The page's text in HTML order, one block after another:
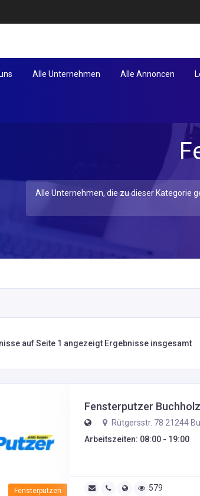
Alle Unternehmen Alle Annoncen
Alle Unternehmen, die zu dieser Kategorie
auf Seite 1 angezeigt Ergebnisse insgesamt
Fensterputzen
Fensterputzer Buchholz
Rütgersstr. 78 21244
Arbeitszeiten: 08:00 - 19:00
579